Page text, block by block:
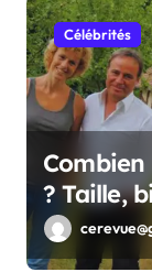
Célébrités
? Taille,